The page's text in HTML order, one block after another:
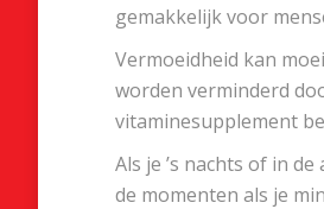
gemakkelijk voor
Vermoeidheid kan
worden verminderd
vitaminesupplement
Als je ’s nachts of in
de momenten als je